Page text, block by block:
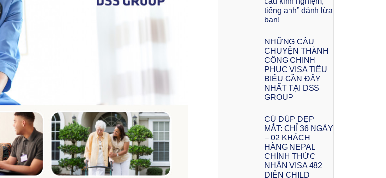
tiếng anh” đánh lừa
bạn!
NHỮNG CÂU
CHUYỆN THÀNH
CÔNG CHINH
PHỤC VISA TIÊU
BIỂU GẦN ĐÂY
NHẤT TẠI DSS
GROUP
CÚ ĐÚP ĐẸP
MẮT: CHỈ 36 NGÀY
– 02 KHÁCH
HÀNG NEPAL
CHÍNH THỨC
NHẬN VISA 482
DIỆN CHILD